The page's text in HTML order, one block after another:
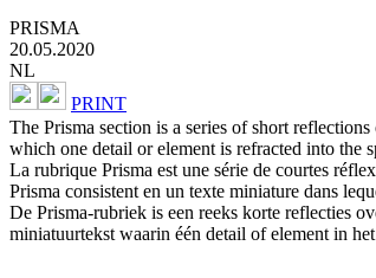
PRISMA
20.05.2020
NL
PRINT
The Prisma section is a series of short
which one detail or element is refracted into the
La rubrique Prisma est une série de courtes
Prisma consistent en un texte miniature dans
De Prisma-rubriek is een reeks korte reflecties
miniatuurtekst waarin één detail of element in